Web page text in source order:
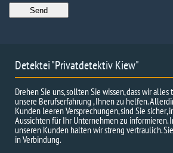
Detektei "Privatdetektiv Kiew"
Drehen Sie uns, sollten Sie wissen, dass wir
unsere Berufserfahrung , Ihnen zu helfen.
Kunden leeren Versprechungen, sind Sie sicher,
Aussichten für Ihr Unternehmen zu informieren.
unseren Kunden halten wir streng vertraulich.
in Verbindung.